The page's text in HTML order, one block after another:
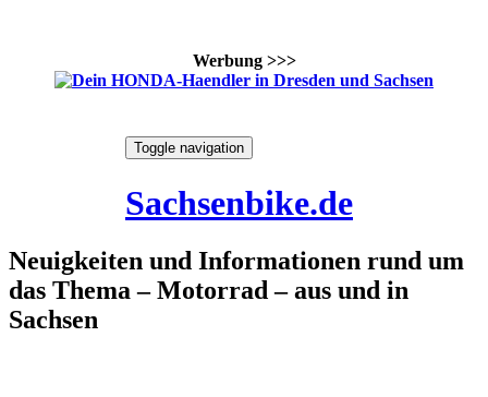
Werbung >>>
Toggle navigation
Sachsenbike.de
Neuigkeiten und Informationen rund um
das Thema – Motorrad – aus und in
Sachsen